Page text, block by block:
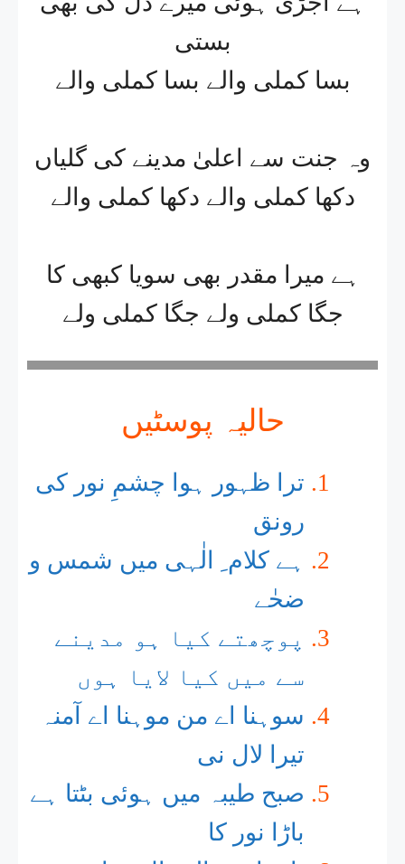
بستی
بسا کملی والے بسا کملی والے
وہ جنت سے اعلیٰ مدینے کی گلیاں
دکھا کملی والے دکھا کملی والے
ہے میرا مقدر بھی سویا کبھی کا
جگا کملی ولے جگا کملی ولے
حالیہ پوسٹیں
ترا ظہور ہوا چشمِ نور کی
رونق
ہے کلام ِ الٰہی میں شمس و
ضحٰے
پوچھتے کیا ہو مدینے
سے میں کیا لایا ہوں
سوہنا اے من موہنا اے آمنہ
تیرا لال نی
صبح طیبہ میں ہوئی بٹتا ہے
باڑا نور کا